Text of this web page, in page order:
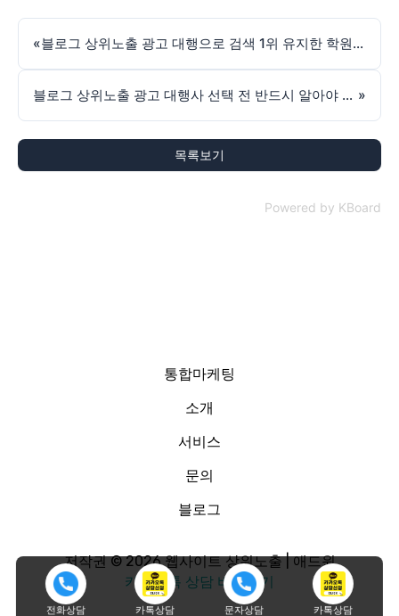
전화상담 카톡상담 문자상담 카톡상담
« 블로그 상위노출 광고 대행으로 검색 1위 유지한 학원 사례
블로그 상위노출 광고 대행사 선택 전 반드시 알아야 할 기준 »
목록보기
Powered by KBoard
통합마케팅
소개
서비스
문의
블로그
저작권 © 2026 웹사이트 상위노출 | 애드윈
카카오톡 상담 바로가기